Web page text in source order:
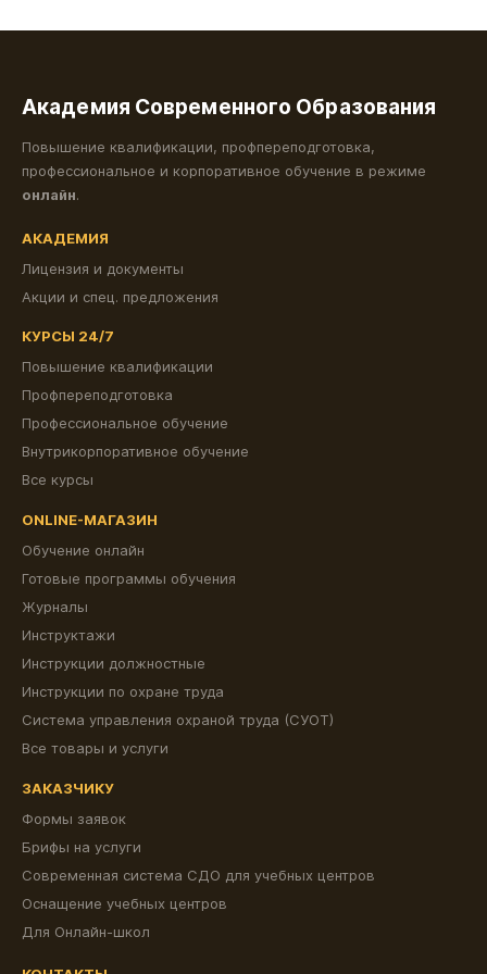
Академия Современного Образования
Повышение квалификации, профпереподготовка,
профессиональное и корпоративное обучение в режиме
онлайн.
АКАДЕМИЯ
Лицензия и документы
Акции и спец. предложения
КУРСЫ 24/7
Повышение квалификации
Профпереподготовка
Профессиональное обучение
Внутрикорпоративное обучение
Все курсы
ONLINE-МАГАЗИН
Обучение онлайн
Готовые программы обучения
Журналы
Инструктажи
Инструкции должностные
Инструкции по охране труда
Система управления охраной труда (СУОТ)
Все товары и услуги
ЗАКАЗЧИКУ
Формы заявок
Брифы на услуги
Современная система СДО для учебных центров
Оснащение учебных центров
Для Онлайн-школ